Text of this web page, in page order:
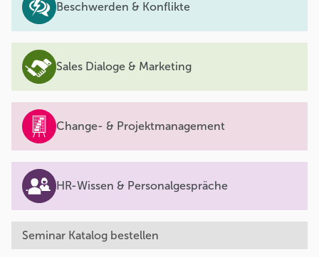
Beschwerden & Konflikte
Sales Dialoge & Marketing
Change- & Projektmanagement
HR-Wissen & Personalgespräche
Seminar Katalog bestellen